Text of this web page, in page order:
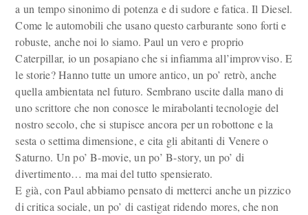
a un tempo sinonimo di potenza e di sudore e fatica. Il Diesel.
Come le automobili che usano questo carburante sono forti e
robuste, anche noi lo siamo. Paul un vero e proprio
Caterpillar, io un posapiano che si infiamma all’improvviso. E
le storie? Hanno tutte un umore antico, un po’ retrò, anche
quella ambientata nel futuro. Sembrano uscite dalla mano di
uno scrittore che non conosce le mirabolanti tecnologie del
nostro secolo, che si stupisce ancora per un robottone e la
sesta o settima dimensione, e cita gli abitanti di Venere o
Saturno. Un po’ B-movie, un po’ B-story, un po’ di
divertimento… ma mai del tutto spensierato.
E già, con Paul abbiamo pensato di metterci anche un pizzico
di critica sociale, un po’ di castigat ridendo mores, che non